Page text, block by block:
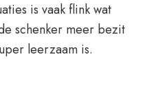
is vaak flink wat
schenker meer bezit
leerzaam is.